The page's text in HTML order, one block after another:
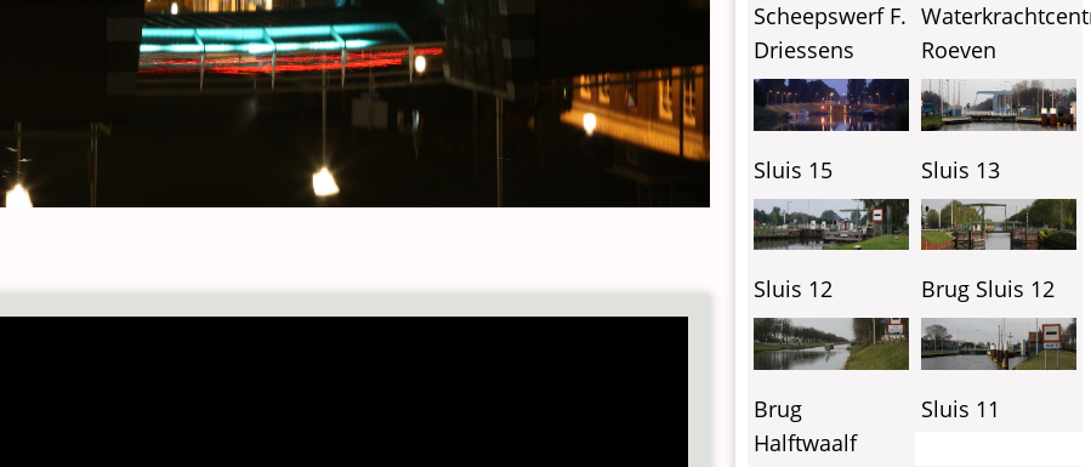
Scheepswerf F.
Driessens
Roeven
Sluis 15 Sluis 13
Sluis 12 Brug Sluis 12
Brug
Halftwaalf
Sluis 11